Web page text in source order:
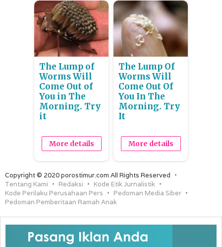
The Lump of
Worms Will
Come Out of
You in The
Morning. Try
it
More details
The Lump Of
Worms Will
Come Out Of
You In The
Morning. Try
It
More details
Copyright © 2020 porostimur.com All Rights Reserved
Tentang Kami
Redaksi
Kode Etik Jurnalistik
Kode Perilaku Perusahaan Pers
Pedoman Media Siber
Pedoman Pemberitaan Ramah Anak